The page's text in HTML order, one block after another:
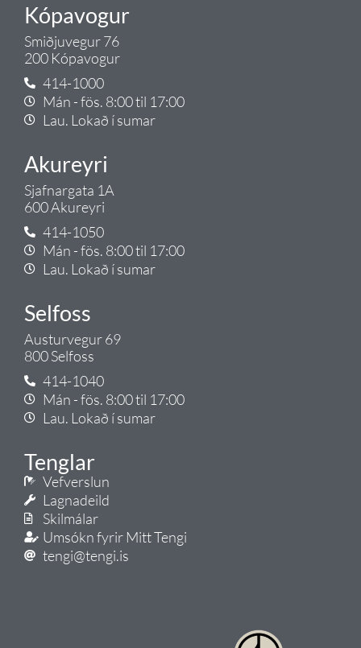
Kópavogur
Smiðjuvegur 76
200 Kópavogur
414-1000
Mán - fös. 8:00 til 17:00
Lau. Lokað í sumar
Akureyri
Sjafnargata 1A
600 Akureyri
414-1050
Mán - fös. 8:00 til 17:00
Lau. Lokað í sumar
Selfoss
Austurvegur 69
800 Selfoss
414-1040
Mán - fös. 8:00 til 17:00
Lau. Lokað í sumar
Tenglar
Vefverslun
Lagnadeild
Skilmálar
Umsókn fyrir Mitt Tengi
tengi@tengi.is